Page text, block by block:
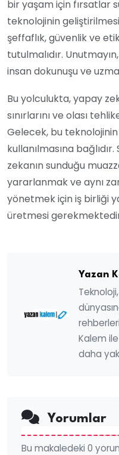
bir yaşam için fırsatlar
teknolojinin
şeffaflık, güvenlik ve
tutulmalıdır.
insan dokunuşu ve
Bu yolculukta, yapay
sınırlarını ve olası
Gelecek, bu
kullanılmasına
zekanın sunduğu
yararlanmak ve aynı
yönetmek için iş birliği
üretmesi
Yazan
Kalem
daha
Yorumlar
Bu makaledeki 0 yorum